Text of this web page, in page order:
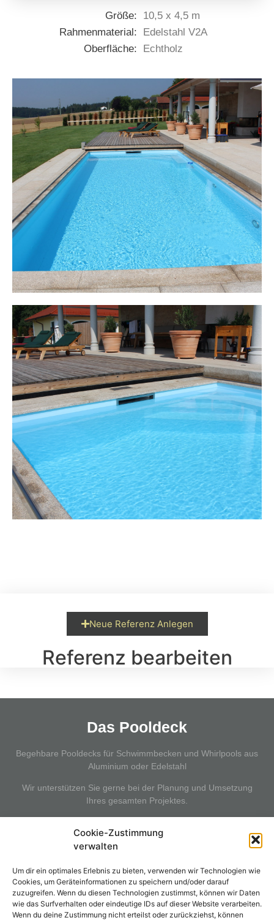
Cookie-Zustimmung
verwalten
Um dir ein optimales Erlebnis zu bieten, verwenden wir Technologien wie
Cookies, um Geräteinformationen zu speichern und/oder darauf
zuzugreifen. Wenn du diesen Technologien zustimmst, können wir Daten
wie das Surfverhalten oder eindeutige IDs auf dieser Website verarbeiten.
Wenn du deine Zustimmung nicht erteilst oder zurückziehst, können
Größe:
Rahmenmaterial:
Oberfläche:
10,5 x 4,5 m
Edelstahl V2A
Echtholz
Neue Referenz Anlegen
Referenz bearbeiten
Das Pooldeck
Begehbare Pooldecks für Schwimmbecken und Whirlpools aus
Aluminium oder Edelstahl
Wir unterstützen Sie gerne bei der Planung und Umsetzung
Ihres gesamten Projektes.
Kontakt
POOLAR GmbH
Herzog Odilo-Strasse 101/21
A-5310 Mondsee